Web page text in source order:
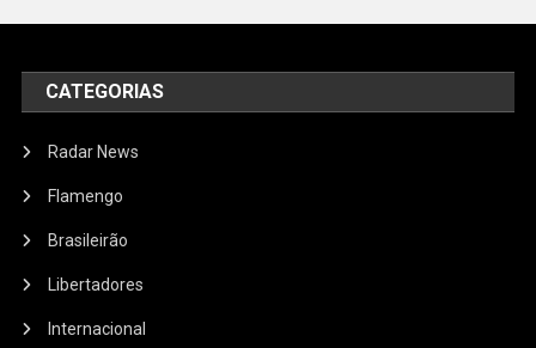
CATEGORIAS
Radar News
Flamengo
Brasileirão
Libertadores
Internacional